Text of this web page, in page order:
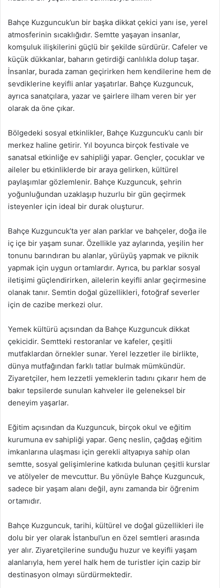
Bahçe Kuzguncuk’un bir başka dikkat çekici yanı ise, yerel
atmosferinin sıcaklığıdır. Semtte yaşayan insanlar,
komşuluk ilişkilerini güçlü bir şekilde sürdürür. Cafeler ve
küçük dükkanlar, baharın getirdiği canlılıkla dolup taşar.
İnsanlar, burada zaman geçirirken hem kendilerine hem de
sevdiklerine keyifli anlar yaşatırlar. Bahçe Kuzguncuk,
ayrıca sanatçılara, yazar ve şairlere ilham veren bir yer
olarak da öne çıkar.
Bölgedeki sosyal etkinlikler, Bahçe Kuzguncuk’u canlı bir
merkez haline getirir. Yıl boyunca birçok festivale ve
sanatsal etkinliğe ev sahipliği yapar. Gençler, çocuklar ve
aileler bu etkinliklerde bir araya gelirken, kültürel
paylaşımlar gözlemlenir. Bahçe Kuzguncuk, şehrin
yoğunluğundan uzaklaşıp huzurlu bir gün geçirmek
isteyenler için ideal bir durak oluşturur.
Bahçe Kuzguncuk’ta yer alan parklar ve bahçeler, doğa ile
iç içe bir yaşam sunar. Özellikle yaz aylarında, yeşilin her
tonunu barındıran bu alanlar, yürüyüş yapmak ve piknik
yapmak için uygun ortamlardır. Ayrıca, bu parklar sosyal
iletişimi güçlendirirken, ailelerin keyifli anlar geçirmesine
olanak tanır. Semtin doğal güzellikleri, fotoğraf severler
için de cazibe merkezi olur.
Yemek kültürü açısından da Bahçe Kuzguncuk dikkat
çekicidir. Semtteki restoranlar ve kafeler, çeşitli
mutfaklardan örnekler sunar. Yerel lezzetler ile birlikte,
dünya mutfağından farklı tatlar bulmak mümkündür.
Ziyaretçiler, hem lezzetli yemeklerin tadını çıkarır hem de
bakır tepsilerde sunulan kahveler ile geleneksel bir
deneyim yaşarlar.
Eğitim açısından da Kuzguncuk, birçok okul ve eğitim
kurumuna ev sahipliği yapar. Genç neslin, çağdaş eğitim
imkanlarına ulaşması için gerekli altyapıya sahip olan
semtte, sosyal gelişimlerine katkıda bulunan çeşitli kurslar
ve atölyeler de mevcuttur. Bu yönüyle Bahçe Kuzguncuk,
sadece bir yaşam alanı değil, aynı zamanda bir öğrenim
ortamıdır.
Bahçe Kuzguncuk, tarihi, kültürel ve doğal güzellikleri ile
dolu bir yer olarak İstanbul’un en özel semtleri arasında
yer alır. Ziyaretçilerine sunduğu huzur ve keyifli yaşam
alanlarıyla, hem yerel halk hem de turistler için cazip bir
destinasyon olmayı sürdürmektedir.